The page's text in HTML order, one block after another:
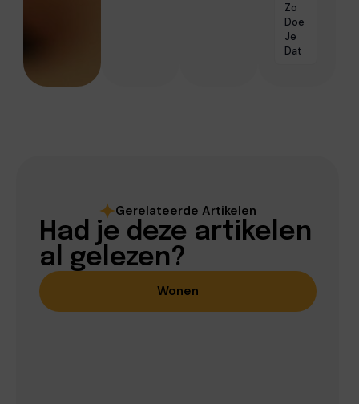
Zo
Doe
Je
Dat
Gerelateerde Artikelen
Had je deze artikelen
al gelezen?
Wonen